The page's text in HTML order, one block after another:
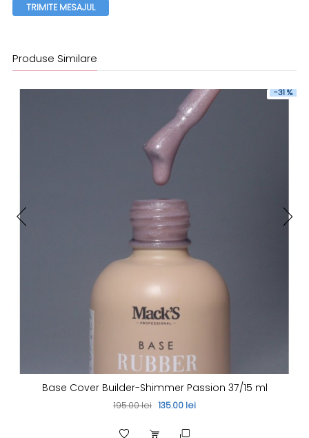
TRIMITE MESAJUL
Produse Similare
-31 %
Base Cover Builder-Shimmer Passion 37/15 ml
195.00 lei 135.00 lei